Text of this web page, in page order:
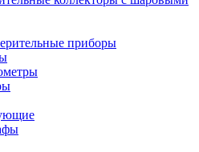
приборы